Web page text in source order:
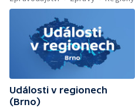
Události v regionech
(Brno)